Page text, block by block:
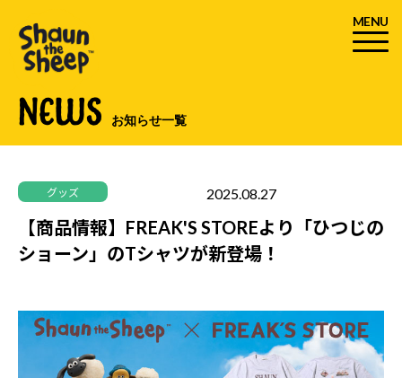
MENU
NEWS お知らせ一覧
グッズ 2025.08.27
【商品情報】FREAK'S STOREより「ひつじの
ショーン」のTシャツが新登場！